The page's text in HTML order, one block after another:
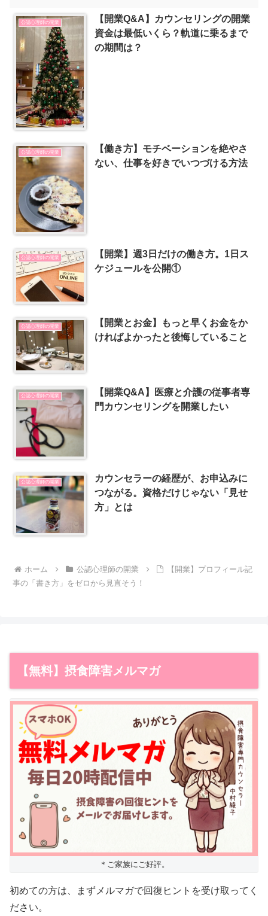
公認心理師の開業
【開業Q&A】カウンセリングの開業
資金は最低いくら？軌道に乗るまで
の期間は？
公認心理師の開業
【働き方】モチベーションを絶やさ
ない、仕事を好きでいつづける方法
公認心理師の開業
【開業】週3日だけの働き方。1日ス
ケジュールを公開①
公認心理師の開業
【開業とお金】もっと早くお金をか
ければよかったと後悔していること
公認心理師の開業
【開業Q&A】医療と介護の従事者専
門カウンセリングを開業したい
公認心理師の開業
カウンセラーの経歴が、お申込みに
つながる。資格だけじゃない「見せ
方」とは
ホーム 公認心理師の開業
【開業】プロフィール記
事の「書き方」をゼロから見直そう！
【無料】摂食障害メルマガ
＊ご家族にご好評。
初めての方は、まずメルマガで回復ヒントを受け取ってく
ださい。